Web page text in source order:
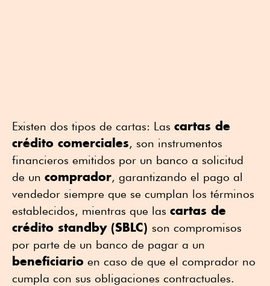
Existen dos tipos de cartas: Las cartas de
crédito comerciales, son instrumentos
financieros emitidos por un banco a solicitud
de un comprador, garantizando el pago al
vendedor siempre que se cumplan los términos
establecidos, mientras que las cartas de
crédito standby (SBLC) son compromisos
por parte de un banco de pagar a un
beneficiario en caso de que el comprador no
cumpla con sus obligaciones contractuales.